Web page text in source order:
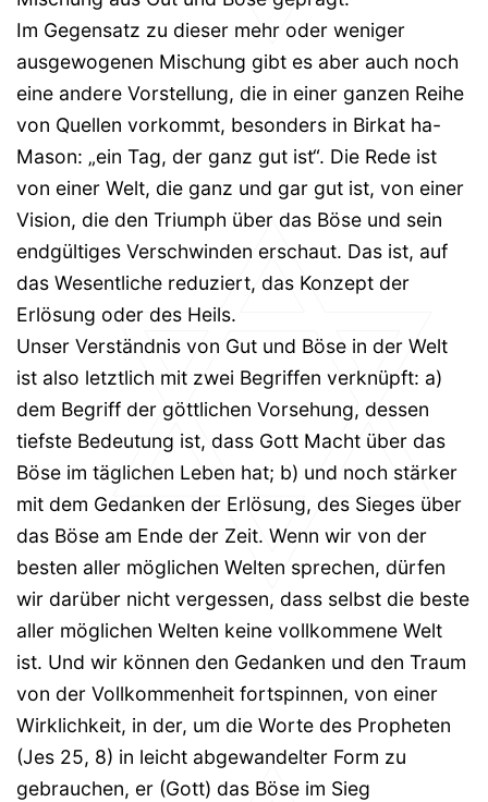
Im Gegensatz zu dieser mehr oder weniger
ausgewogenen Mischung gibt es aber auch noch
eine andere Vorstellung, die in einer ganzen Reihe
von Quellen vorkommt, besonders in Birkat ha-
Mason: „ein Tag, der ganz gut ist“. Die Rede ist
von einer Welt, die ganz und gar gut ist, von einer
Vision, die den Triumph über das Böse und sein
endgültiges Verschwinden erschaut. Das ist, auf
das Wesentliche reduziert, das Konzept der
Erlösung oder des Heils.
Unser Verständnis von Gut und Böse in der Welt
ist also letztlich mit zwei Begriffen verknüpft: a)
dem Begriff der göttlichen Vorsehung, dessen
tiefste Bedeutung ist, dass Gott Macht über das
Böse im täglichen Leben hat; b) und noch stärker
mit dem Gedanken der Erlösung, des Sieges über
das Böse am Ende der Zeit. Wenn wir von der
besten aller möglichen Welten sprechen, dürfen
wir darüber nicht vergessen, dass selbst die beste
aller möglichen Welten keine vollkommene Welt
ist. Und wir können den Gedanken und den Traum
von der Vollkommenheit fortspinnen, von einer
Wirklichkeit, in der, um die Worte des Propheten
(Jes 25, 8) in leicht abgewandelter Form zu
gebrauchen, er (Gott) das Böse im Sieg